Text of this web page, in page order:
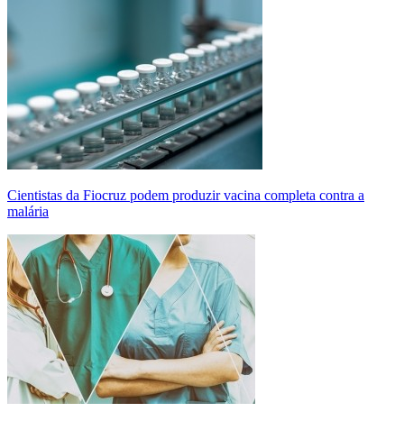
Cientistas da Fiocruz podem produzir vacina completa contra a
malária